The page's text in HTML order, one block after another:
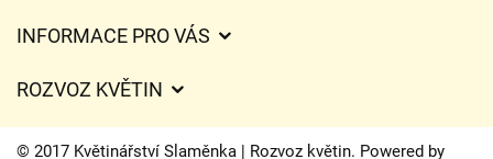
INFORMACE PRO VÁS
Ochrana osobních údajů
ROZVOZ KVĚTIN
Ceny za doručení
© 2017 Květinářství Slaměnka | Rozvoz květin. Powered by